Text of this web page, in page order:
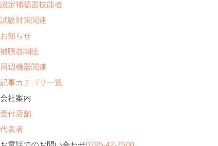
認定補聴器技能者
試験対策関連
お知らせ
補聴器関連
周辺機器関連
記事カテゴリ一覧
会社案内
受付店舗
代表者